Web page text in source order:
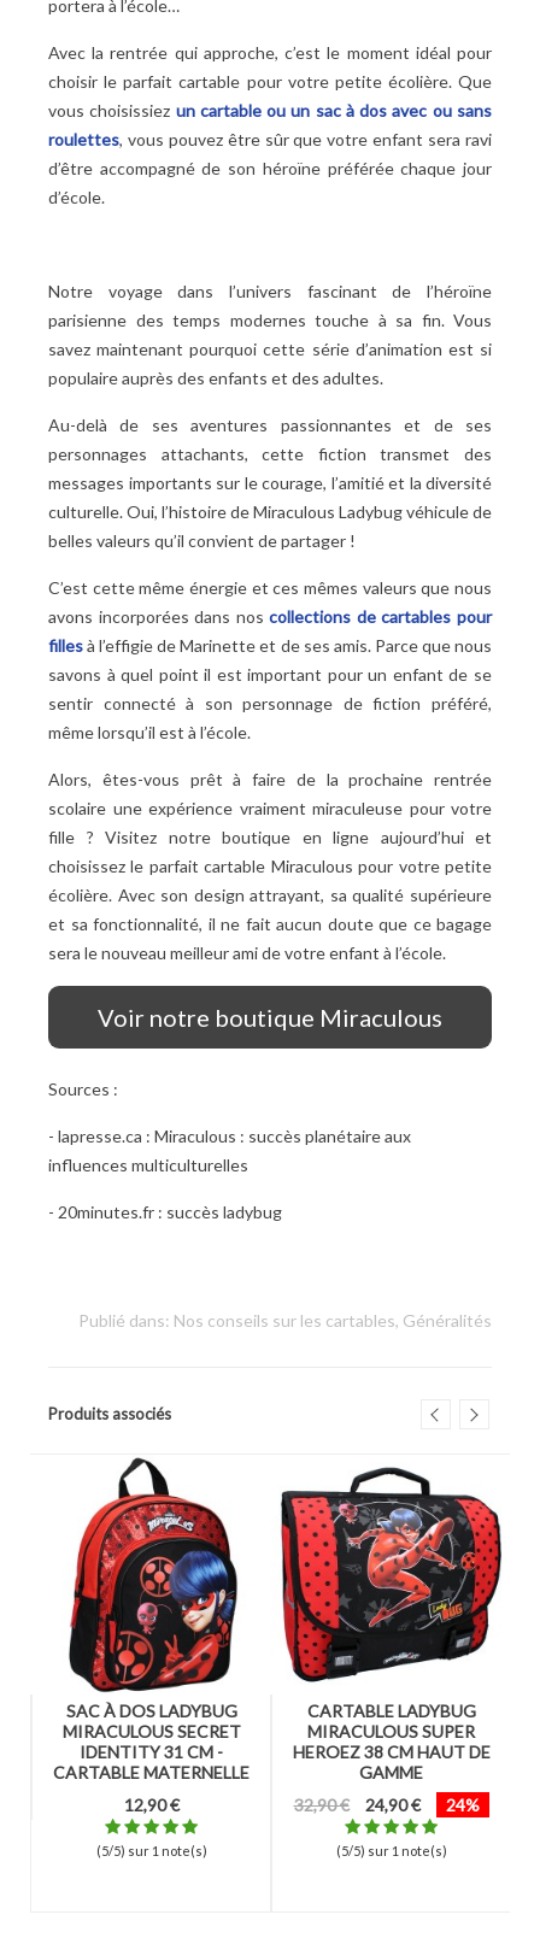
portera à l’école…
Avec la rentrée qui approche, c’est le moment idéal pour
choisir le parfait cartable pour votre petite écolière. Que
vous choisissiez un cartable ou un sac à dos avec ou sans
roulettes, vous pouvez être sûr que votre enfant sera ravi
d’être accompagné de son héroïne préférée chaque jour
d’école.
Notre voyage dans l’univers fascinant de l’héroïne
parisienne des temps modernes touche à sa fin. Vous
savez maintenant pourquoi cette série d’animation est si
populaire auprès des enfants et des adultes.
Au-delà de ses aventures passionnantes et de ses
personnages attachants, cette fiction transmet des
messages importants sur le courage, l’amitié et la diversité
culturelle. Oui, l’histoire de Miraculous Ladybug véhicule de
belles valeurs qu’il convient de partager !
C’est cette même énergie et ces mêmes valeurs que nous
avons incorporées dans noscollections de cartables pour
fillesà l’effigie de Marinette et de ses amis. Parce que nous
savons à quel point il est important pour un enfant de se
sentir connecté à son personnage de fiction préféré,
même lorsqu’il est à l’école.
Alors, êtes-vous prêt à faire de la prochaine rentrée
scolaire une expérience vraiment miraculeuse pour votre
fille ? Visitez notre boutique en ligne aujourd’hui et
choisissez le parfait cartable Miraculous pour votre petite
écolière. Avec son design attrayant, sa qualité supérieure
et sa fonctionnalité, il ne fait aucun doute que ce bagage
sera le nouveau meilleur ami de votre enfant à l’école.
Voir notre boutique Miraculous
Sources :
- lapresse.ca : Miraculous : succès planétaire aux
influences multiculturelles
- 20minutes.fr : succès ladybug
Publié dans: Nos conseils sur les cartables, Généralités
Produits associés
SAC À DOS LADYBUG
MIRACULOUS SECRET
IDENTITY 31 CM -
CARTABLE MATERNELLE
12,90 €
(5/5) sur 1 note(s)
CARTABLE LADYBUG
MIRACULOUS SUPER
HEROEZ 38 CM HAUT DE
GAMME
32,90 €
24,90 € 24%
(5/5) sur 1 note(s)